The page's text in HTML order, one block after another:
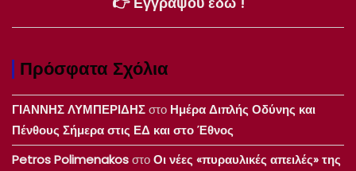
Πρόσφατα Σχόλια
ΓΙΑΝΝΗΣ ΛΥΜΠΕΡΙΔΗΣστο Ημέρα Διπλής Οδύνης και
Πένθους Σήμερα στις ΕΔ και στο Έθνος
Petros PolimenakosστοΟι νέες «πυραυλικές απειλές» της